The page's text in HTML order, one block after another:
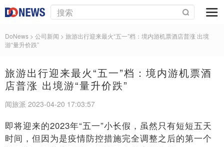
DoNews > 公司新闻 > 旅游出行迎来最火“五一”档：境内游机票酒店普涨 出境
游“量升价跌”
旅游出行迎来最火“五一”档：境内游机票酒
店普涨 出境游“量升价跌”
闻旅派 2023-04-20 17:03:57
即将迎来的2023年“五一”小长假，虽然只有短短五天
时间，但因为是疫情防控措施完全调整之后的第一个